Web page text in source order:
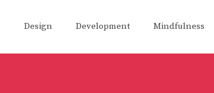
Design Development Mindfulness